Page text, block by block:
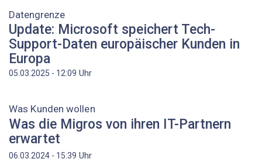
Datengrenze
Update: Microsoft speichert Tech-
Support-Daten europäischer Kunden in
Europa
05.03.2025 - 12:09 Uhr
Was Kunden wollen
Was die Migros von ihren IT-Partnern
erwartet
06.03.2024 - 15:39 Uhr